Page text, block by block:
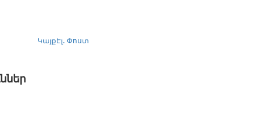
Էլ․ Փոստ
Կայք